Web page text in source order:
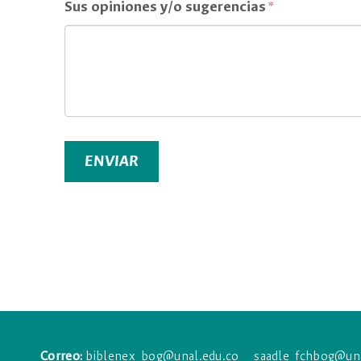
Sus opiniones y/o sugerencias
ENVIAR
Correo: biblenex_bog@unal.edu.co